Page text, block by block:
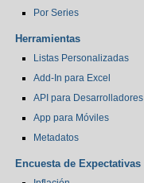
Por Series
Herramientas
Listas Personalizadas
Add-In para Excel
API para Desarrolladores
App para Móviles
Metadatos
Encuesta de Expectativas